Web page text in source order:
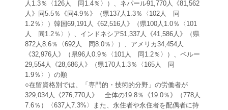
人1.3％〈126人 同1.4％〉）、ネパール91,770人《81,562
人》同5.5％《同4.9％》（県137人1.3％〈102人 同
1.2％〉）韓国69,191人《62,516人》（県100人1.0％〈101
人 同1.2％〉）、インドネシア51,337人《41,586人》（県
872人8.6％〈692人 同8.0％〉）、アメリカ34,454人
《32,976人》（県96人0.9％〈101人 同1.2％〉）、ペルー
29,554人《28,686人》（県170人1.3％〈165人 同
1.9％〉）の順
○在留資格別では、「専門的・技術的分野」の労働者が
329,034人《276,770人》 全体の19.8％《19.0％》（778人
7.6％）〈637人7.3%〉また、永住者や永住者を配偶者に持